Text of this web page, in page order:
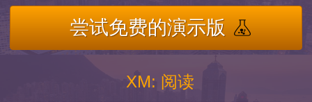
尝试免费的演示版
XM: 阅读